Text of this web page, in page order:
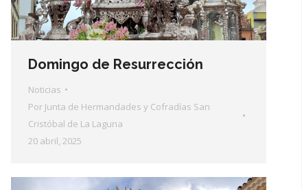
Domingo de Resurrección
Noticias
Por Junta de Hermandades y Cofradías San
Cristóbal de La Laguna
20 abril, 2025